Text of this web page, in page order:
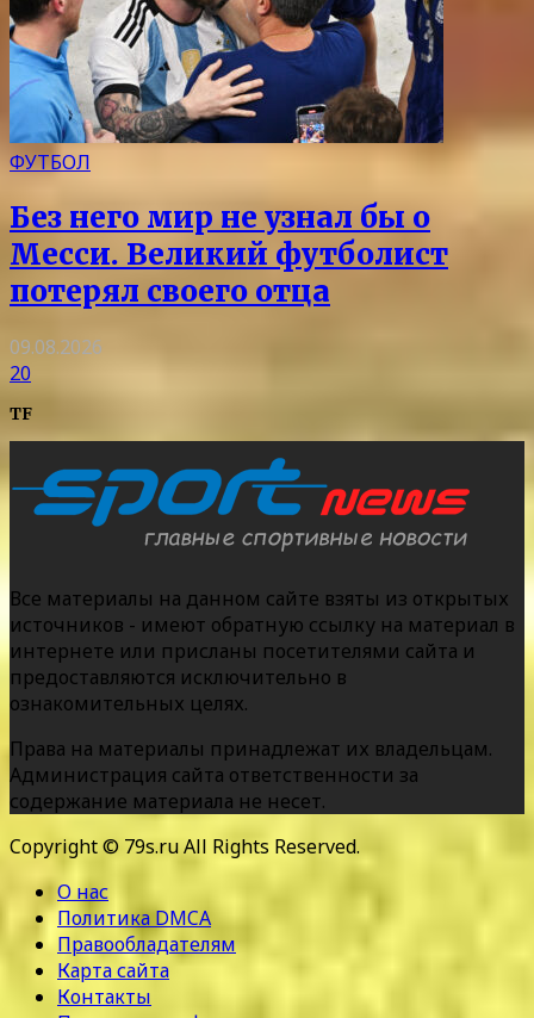
ФУТБОЛ
Без него мир не узнал бы о
Месси. Великий футболист
потерял своего отца
09.08.2026
20
TF
Все материалы на данном сайте взяты из открытых
источников - имеют обратную ссылку на материал в
интернете или присланы посетителями сайта и
предоставляются исключительно в
ознакомительных целях.
Права на материалы принадлежат их владельцам.
Администрация сайта ответственности за
содержание материала не несет.
Copyright © 79s.ru All Rights Reserved.
О нас
Политика DMCA
Правообладателям
Карта сайта
Контакты